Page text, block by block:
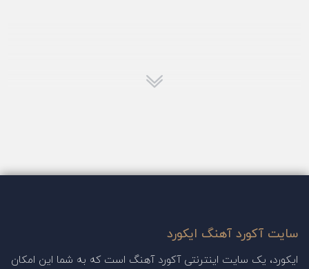
سایت آکورد آهنگ ایکورد
ایکورد، یک سایت اینترنتی آکورد آهنگ است که به شما این امکان